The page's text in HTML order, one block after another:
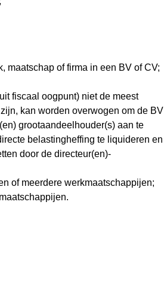
maatschap of firma in een BV of CV;
fiscaal oogpunt) niet de meest
kan worden overwogen om de BV
grootaandeelhouder(s) aan te
belastingheffing te liquideren en
door de directeur(en)-
of meerdere werkmaatschappijen;